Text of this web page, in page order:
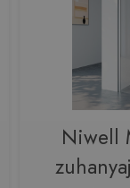
Niwell